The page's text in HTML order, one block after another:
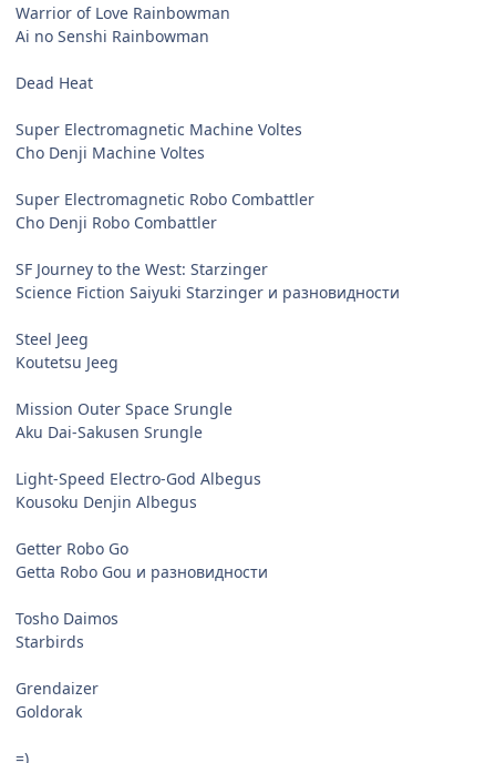
Warrior of Love Rainbowman
Ai no Senshi Rainbowman
Dead Heat
Super Electromagnetic Machine Voltes
Cho Denji Machine Voltes
Super Electromagnetic Robo Combattler
Cho Denji Robo Combattler
SF Journey to the West: Starzinger
Science Fiction Saiyuki Starzinger и разновидности
Steel Jeeg
Koutetsu Jeeg
Mission Outer Space Srungle
Aku Dai-Sakusen Srungle
Light-Speed Electro-God Albegus
Kousoku Denjin Albegus
Getter Robo Go
Getta Robo Gou и разновидности
Tosho Daimos
Starbirds
Grendaizer
Goldorak
=)